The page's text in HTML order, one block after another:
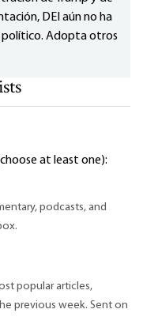
DEI aún no ha
político. Adopta otros
at least one):
podcasts, and
popular articles,
previous week. Sent on